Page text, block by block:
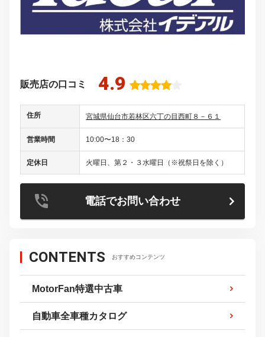
販売店の口コミ 4.9
住所 宮城県仙台市若林区六丁の目西町８－６１
営業時間 10:00〜18：30
定休日 火曜日、第２・３水曜日（※祝祭日を除く）
電話でお問い合わせ
CONTENTS おすすめコンテンツ
MotorFan特選中古車
自動車全車種カタログ